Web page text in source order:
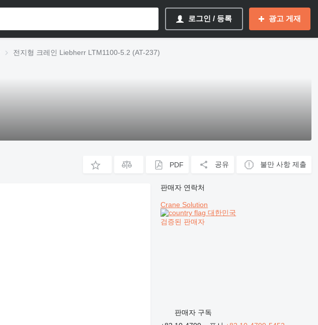
로그인 / 등록 광고 게재
전지형 크레인 Liebherr LTM1100-5.2 (AT-237)
PDF 공유 불만 사항 제출
판매자 연락처
Crane Solution
대한민국
검증된 판매자
판매자 구독